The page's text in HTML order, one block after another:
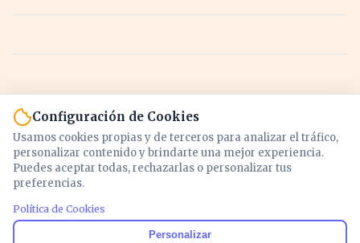
Noticias y análisis de economía, mercados,
Configuración de Cookies
Usamos cookies propias y de terceros para analizar el tráfico,
personalizar contenido y brindarte una mejor experiencia.
Puedes aceptar todas, rechazarlas o personalizar tus
preferencias.
Política de Cookies
Personalizar